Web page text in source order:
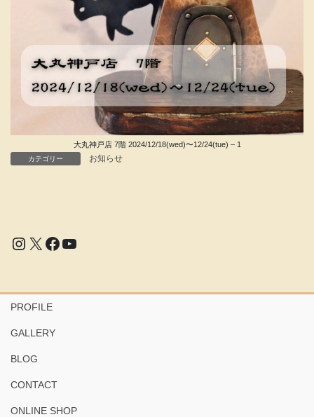
大丸神戸店 7階 2024/12/18(wed)〜12/24(tue) – 1
カテゴリー お知らせ
Instagram
X Facebook
YouTube
PROFILE
GALLERY
BLOG
CONTACT
ONLINE SHOP